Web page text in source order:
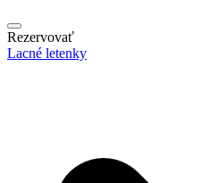
Rezervovať
Lacné letenky